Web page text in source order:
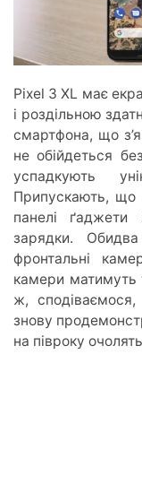
Pixel 3 XL має
і роздільною
смартфона, що
не обійдеться
успадкують
Припускають, що
панелі ґаджети
зарядки.
фронтальні
камери
ж,
знову
на півроку